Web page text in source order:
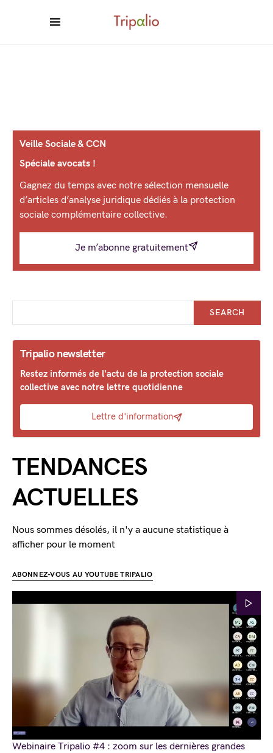
Veille Sociale & CCN
Spéciale avocats !
Gagnez du temps avec notre sélection mensuelle
d’articles d’analyse juridique dédiés à la protection
sociale complémentaire collective.
Je m’abonne gratuitement
SEARCH
Tripalio newsletter
Restez informés de l'actu de la protection sociale
collective avec notre lettre quotidienne
Lettre d'information
TENDANCES
ACTUELLES
Nous sommes désolés, il n'y a aucune statistique à
afficher pour le moment
ABONNEZ-VOUS AU YOUTUBE TRIPALIO
Webinaire Tripalio #4 : zoom sur les dernières grandes